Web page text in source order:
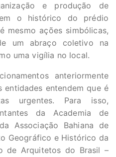
e produção de
o histórico do prédio
mesmo ações simbólicas,
um abraço coletivo na
uma vigília no local.
anteriormente
entendem que é
urgentes. Para isso,
da Academia de
Associação Bahiana de
Geográfico e Histórico da
de Arquitetos do Brasil –